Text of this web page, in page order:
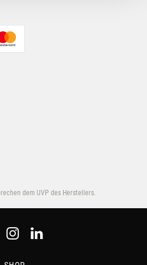
Daten zusammen, die Du
die sie im Rahmen Deiner
haben.
dem UVP des Herstellers.